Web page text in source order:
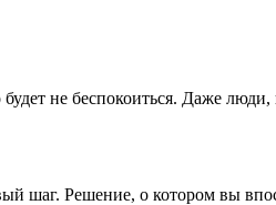
будет не беспокоиться. Даже
шаг. Решение, о котором вы